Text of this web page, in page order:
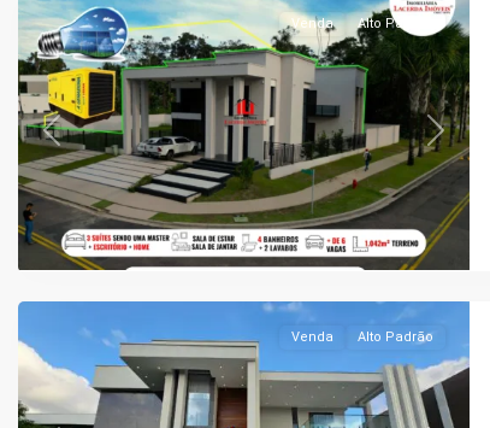
Previous Next
Venda Alto Padrão
Ponta
Negra,
Manaus
Venda Alto Padrão